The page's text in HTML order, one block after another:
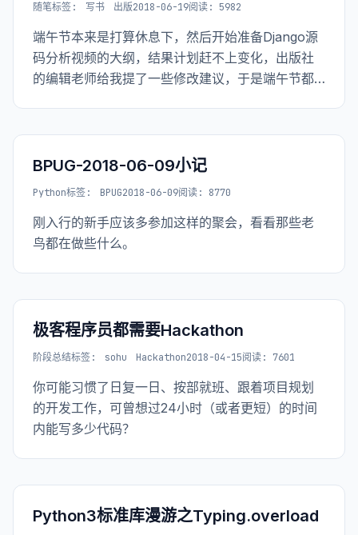
随笔标签: 写书 出版2018-06-19阅读: 5982
端午节本来是打算休息下，然后开始准备Django源
码分析视频的大纲，结果计划赶不上变化，出版社
的编辑老师给我提了一些修改建议，于是端午节都
BPUG-2018-06-09小记
Python标签: BPUG2018-06-09阅读: 8770
刚入行的新手应该多参加这样的聚会，看看那些老
鸟都在做些什么。
极客程序员都需要Hackathon
阶段总结标签: sohu Hackathon2018-04-15阅读: 7601
你可能习惯了日复一日、按部就班、跟着项目规划
的开发工作，可曾想过24小时（或者更短）的时间
内能写多少代码？
Python3标准库漫游之Typing.overload